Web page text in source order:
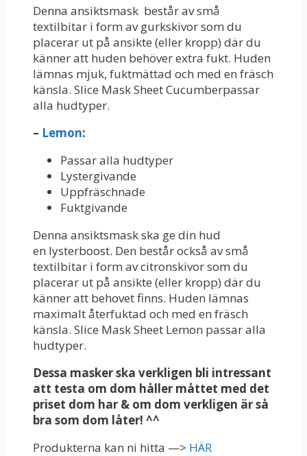
Denna ansiktsmask består av små
textilbitar i form av gurkskivor som du
placerar ut på ansikte (eller kropp) där du
känner att huden behöver extra fukt. Huden
lämnas mjuk, fuktmättad och med en fräsch
känsla. Slice Mask Sheet Cucumberpassar
alla hudtyper.
– Lemon:
Passar alla hudtyper
Lystergivande
Uppfräschnade
Fuktgivande
Denna ansiktsmask ska ge din hud
en lysterboost. Den består också av små
textilbitar i form av citronskivor som du
placerar ut på ansikte (eller kropp) där du
känner att behovet finns. Huden lämnas
maximalt återfuktad och med en fräsch
känsla. Slice Mask Sheet Lemon passar alla
hudtyper.
Dessa masker ska verkligen bli intressant
att testa om dom håller måttet med det
priset dom har & om dom verkligen är så
bra som dom låter! ^^
Produkterna kan ni hitta —> HÄR